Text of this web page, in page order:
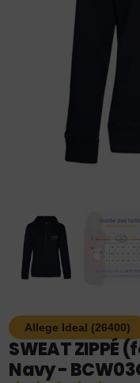
Allege Ideal (26400)
SWEAT
Navy -